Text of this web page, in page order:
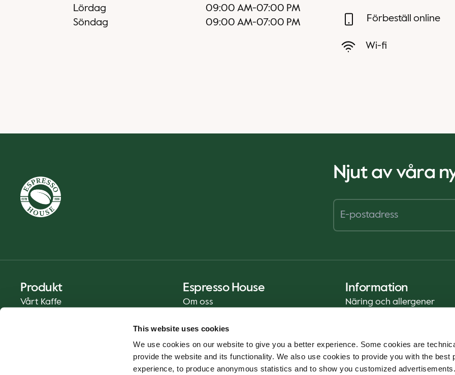
This website uses cookies
We use cookies on our website to give you a better experience. Some cookies are
provide the website and its functionality. We also use cookies to provide you with the best
experience, to produce anonymous statistics and to show you customized
Lördag
09:00 AM-07:00 PM
Söndag
09:00 AM-07:00 PM Förbeställ online
Wi-fi
Njut av våra
Produkt
Vårt Kaffe
Espresso House
Om oss
Kontakt
Information
Näring och allergener
Hållbarhetsrapport (ENG)
Livsmedelssäkerhet
Användarvillkor - App